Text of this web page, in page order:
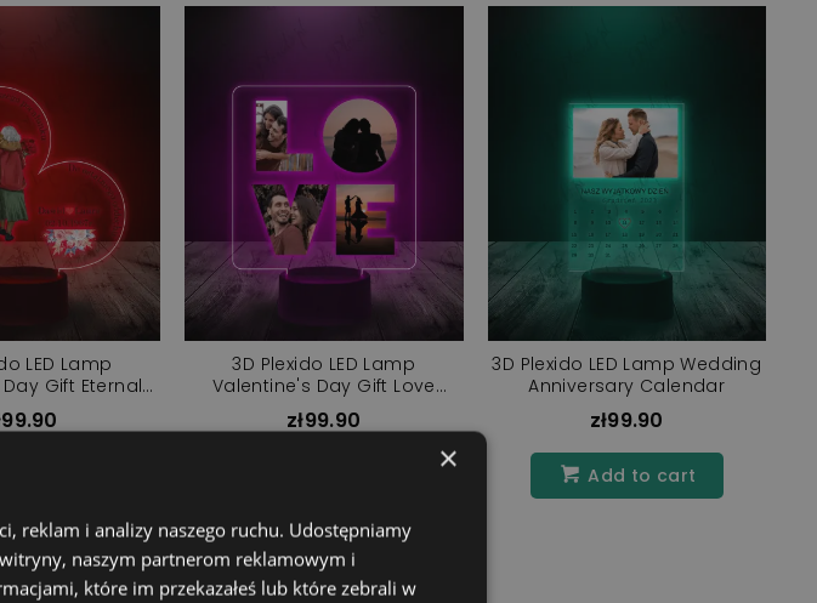
LED Lamp
Gift Eternal
Love
3D Plexido LED Lamp
Valentine's Day Gift Love
Photos
zł99.90
3D Plexido LED Lamp Wedding
Anniversary Calendar
zł99.90
Add to cart
×
reklam i analizy naszego ruchu. Udostępniamy
naszym partnerom reklamowym i
które im przekazałeś lub które zebrali w